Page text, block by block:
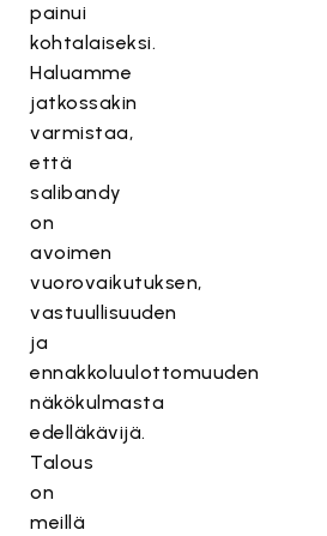
painui
kohtalaiseksi.
Haluamme
jatkossakin
varmistaa,
että
salibandy
on
avoimen
vuorovaikutuksen,
vastuullisuuden
ja
ennakkoluulottomuuden
näkökulmasta
edelläkävijä.
Talous
on
meillä